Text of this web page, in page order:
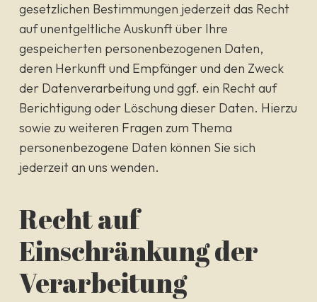
gesetzlichen Bestimmungen jederzeit das Recht
auf unentgeltliche Auskunft über Ihre
gespeicherten personenbezogenen Daten,
deren Herkunft und Empfänger und den Zweck
der Datenverarbeitung und ggf. ein Recht auf
Berichtigung oder Löschung dieser Daten. Hierzu
sowie zu weiteren Fragen zum Thema
personenbezogene Daten können Sie sich
jederzeit an uns wenden.
Recht auf
Einschränkung der
Verarbeitung